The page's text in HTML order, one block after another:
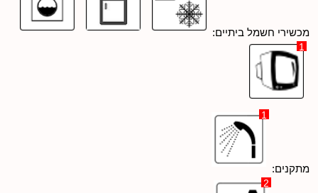
מכשירי חשמל ביתיים:
1
מתקנים:
1
2